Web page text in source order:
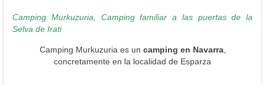
Camping Murkuzuria, Camping familiar a las puertas de la
Selva de Irati
Camping Murkuzuria es un camping en Navarra,
concretamente en la localidad de Esparza